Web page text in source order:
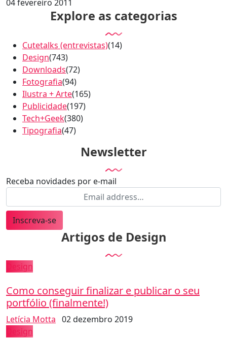
04 fevereiro 2011
Explore as categorias
Cutetalks (entrevistas)(14)
Design(743)
Downloads(72)
Fotografia(94)
Ilustra + Arte(165)
Publicidade(197)
Tech+Geek(380)
Tipografia(47)
Newsletter
Receba novidades por e-mail
Inscreva-se
Artigos de Design
Design
Como conseguir finalizar e publicar o seu
portfólio (finalmente!)
Letícia Motta 02 dezembro 2019
Design